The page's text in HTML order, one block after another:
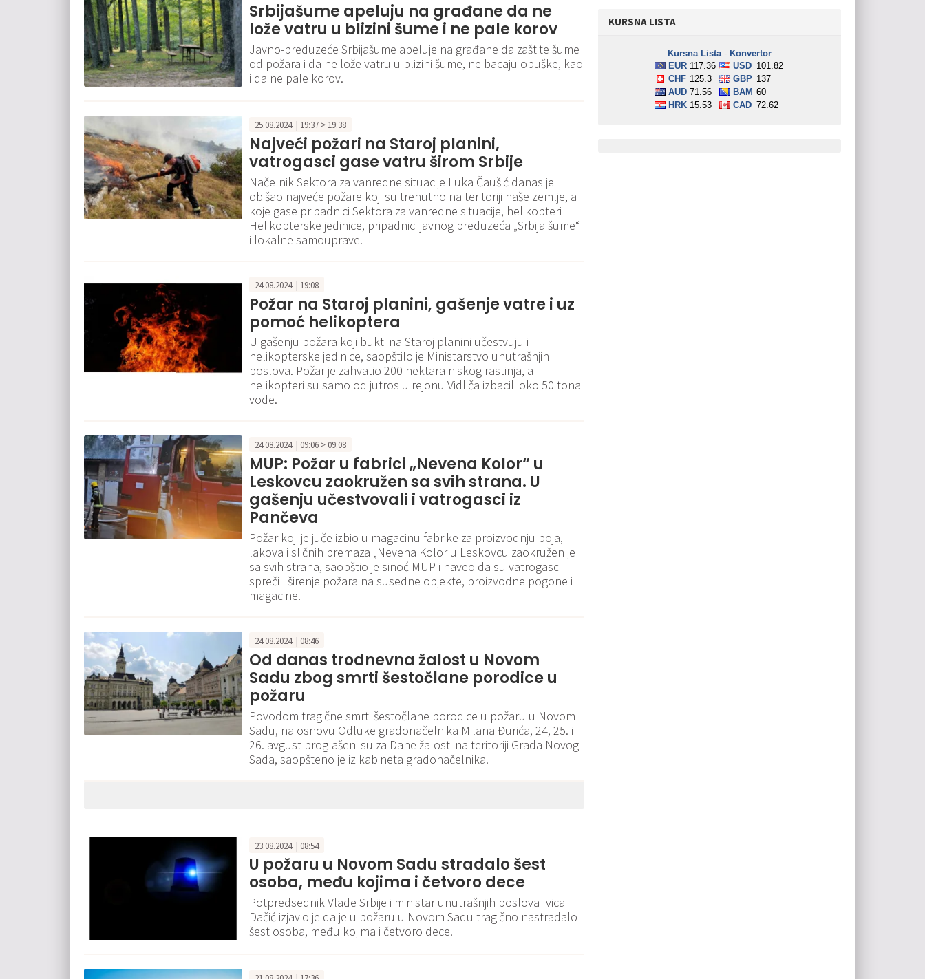
Srbijašume apeluju na građane da ne
lože vatru u blizini šume i ne pale korov
Javno-preduzeće Srbijašume apeluje na građane da zaštite šume
od požara i da ne lože vatru u blizini šume, ne bacaju opuške, kao
i da ne pale korov.
25.08.2024. | 19:37 > 19:38
Najveći požari na Staroj planini,
vatrogasci gase vatru širom Srbije
Načelnik Sektora za vanredne situacije Luka Čaušić danas je
obišao najveće požare koji su trenutno na teritoriji naše zemlje, a
koje gase pripadnici Sektora za vanredne situacije, helikopteri
Helikopterske jedinice, pripadnici javnog preduzeća „Srbija šume“
i lokalne samouprave.
24.08.2024. | 19:08
Požar na Staroj planini, gašenje vatre i uz
pomoć helikoptera
U gašenju požara koji bukti na Staroj planini učestvuju i
helikopterske jedinice, saopštilo je Ministarstvo unutrašnjih
poslova. Požar je zahvatio 200 hektara niskog rastinja, a
helikopteri su samo od jutros u rejonu Vidliča izbacili oko 50 tona
vode.
24.08.2024. | 09:06 > 09:08
MUP: Požar u fabrici „Nevena Kolor“ u
Leskovcu zaokružen sa svih strana. U
gašenju učestvovali i vatrogasci iz
Pančeva
Požar koji je juče izbio u magacinu fabrike za proizvodnju boja,
lakova i sličnih premaza „Nevena Kolor u Leskovcu zaokružen je
sa svih strana, saopštio je sinoć MUP i naveo da su vatrogasci
sprečili širenje požara na susedne objekte, proizvodne pogone i
magacine.
24.08.2024. | 08:46
Od danas trodnevna žalost u Novom
Sadu zbog smrti šestočlane porodice u
požaru
Povodom tragične smrti šestočlane porodice u požaru u Novom
Sadu, na osnovu Odluke gradonačelnika Milana Đurića, 24, 25. i
26. avgust proglašeni su za Dane žalosti na teritoriji Grada Novog
Sada, saopšteno je iz kabineta gradonačelnika.
23.08.2024. | 08:54
U požaru u Novom Sadu stradalo šest
osoba, među kojima i četvoro dece
Potpredsednik Vlade Srbije i ministar unutrašnjih poslova Ivica
Dačić izjavio je da je u požaru u Novom Sadu tragično nastradalo
šest osoba, među kojima i četvoro dece.
KURSNA LISTA